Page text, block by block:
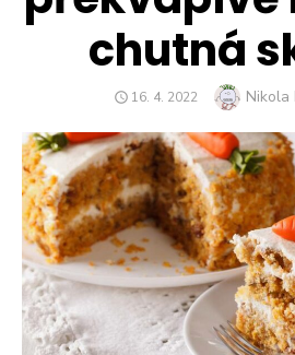
chutná
POSTED
16. 4. 2022 Author
Nikola